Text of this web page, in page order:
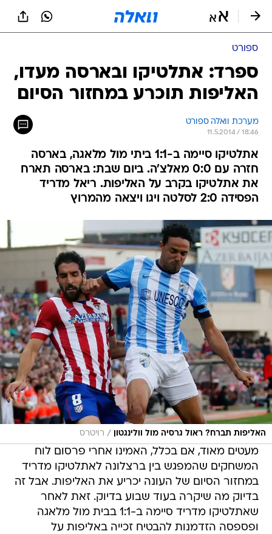
ספורט
ספרד: אתלטיקו ובארסה מעדו,
האליפות תוכרע במחזור הסיום
מערכת וואלה ספורט
11.5.2014 / 18:46
אתלטיקו סיימה ב-1:1 ביתי מול מלאגה, בארסה
חזרה עם 0:0 מאלצ'ה. ביום שבת: בארסה תארח
את אתלטיקו בקרב על האליפות. ריאל מדריד
הפסידה 2:0 לסלטה ויגו ויצאה מהמרוץ
האליפות תברח? ראול גרסיה מול וולינגטון / רויטרס
מעטים מאוד, אם בכלל, האמינו אחרי פרסום לוח
המשחקים שהמפגש בין ברצלונה לאתלטיקו מדריד
במחזור הסיום של העונה יכריע את האליפות. אבל זה
בדיוק מה שיקרה בעוד שבוע בדיוק. זאת לאחר
שאתלטיקו מדריד סיימה ב-1:1 בבית מול מלאגה
ופספסה הזדמנות להבטיח זכייה באליפות על